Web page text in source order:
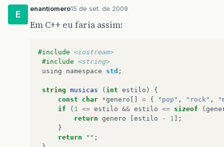
E
enantiomero15 de set. de 2009
Em C++ eu faria assim:
#include <iostream>
#include <string>
using
namespace std ;
string musicas ( int estilo )
{
const
char *genero = { "pop" , "rock" ,
if
( 1 <= estilo && estilo <= sizeof (
return genero estilo - 1
];
}
return
"" ;